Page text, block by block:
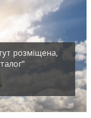
розміщена,